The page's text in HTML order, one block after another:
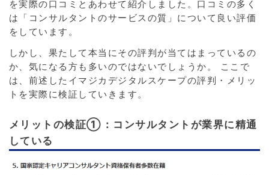
を実際の口コミとあわせて紹介しました。口コミの多く
は「コンサルタントのサービスの質」について良い評価
をしています。
しかし、果たして本当にその評判が当てはまっているの
か、気になる方も多いのではないでしょうか。 ここで
は、前述したイマジカデジタルスケープの評判・メリッ
トを実際に検証していきます。
メリットの検証①：コンサルタントが業界に精通
している